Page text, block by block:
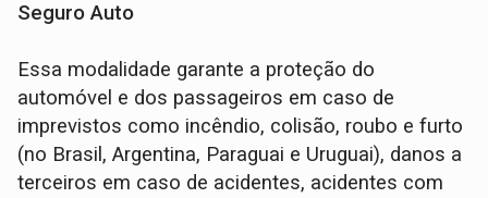
Seguro Auto
Essa modalidade garante a proteção do
automóvel e dos passageiros em caso de
imprevistos como incêndio, colisão, roubo e furto
(no Brasil, Argentina, Paraguai e Uruguai), danos a
terceiros em caso de acidentes, acidentes com